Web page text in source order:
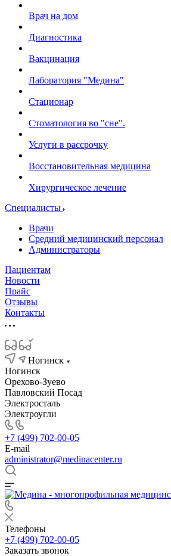
Врач на дом
Диагностика
Вакцинация
Лаборатория "Медина"
Стационар
Стоматология во "сне".
Услуги в рассрочку
Восстановительная медицина
Хирургическое лечение
Специалисты
Врачи
Средний медицинский персонал
Администраторы
Пациентам
Новости
Прайс
Отзывы
Контакты
Ногинск
Ногинск
Орехово-Зуево
Павловский Посад
Электросталь
Электроугли
+7 (499) 702-00-05
E-mail
administrator@medinacenter.ru
Телефоны
+7 (499) 702-00-05
Заказать звонок